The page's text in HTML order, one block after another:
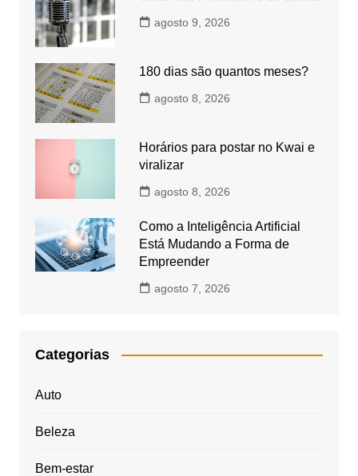
agosto 9, 2026
180 dias são quantos meses?
agosto 8, 2026
Horários para postar no Kwai e
viralizar
agosto 8, 2026
Como a Inteligência Artificial
Está Mudando a Forma de
Empreender
agosto 7, 2026
Categorias
Auto
Beleza
Bem-estar